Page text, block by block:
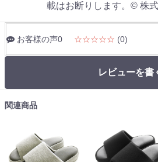
載はお断りします。© 株
お客様の声0 ☆☆☆☆☆ (0)
レビューを書
関連商品